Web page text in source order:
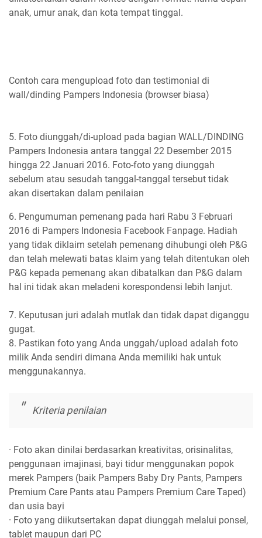
anak, umur anak, dan kota tempat tinggal.
Contoh cara mengupload foto dan testimonial di
wall/dinding Pampers Indonesia (browser biasa)
5. Foto diunggah/di-upload pada bagian WALL/DINDING
Pampers Indonesia antara tanggal 22 Desember 2015
hingga 22 Januari 2016. Foto-foto yang diunggah
sebelum atau sesudah tanggal-tanggal tersebut tidak
akan disertakan dalam penilaian
6. Pengumuman pemenang pada hari Rabu 3 Februari
2016 di Pampers Indonesia Facebook Fanpage. Hadiah
yang tidak diklaim setelah pemenang dihubungi oleh P&G
dan telah melewati batas klaim yang telah ditentukan oleh
P&G kepada pemenang akan dibatalkan dan P&G dalam
hal ini tidak akan meladeni korespondensi lebih lanjut.
7. Keputusan juri adalah mutlak dan tidak dapat diganggu
gugat.
8. Pastikan foto yang Anda unggah/upload adalah foto
milik Anda sendiri dimana Anda memiliki hak untuk
menggunakannya.
Kriteria penilaian
· Foto akan dinilai berdasarkan kreativitas, orisinalitas,
penggunaan imajinasi, bayi tidur menggunakan popok
merek Pampers (baik Pampers Baby Dry Pants, Pampers
Premium Care Pants atau Pampers Premium Care Taped)
dan usia bayi
· Foto yang diikutsertakan dapat diunggah melalui ponsel,
tablet maupun dari PC